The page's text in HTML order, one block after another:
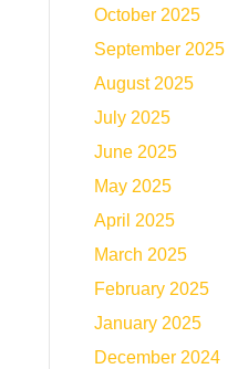
October 2025
September 2025
August 2025
July 2025
June 2025
May 2025
April 2025
March 2025
February 2025
January 2025
December 2024